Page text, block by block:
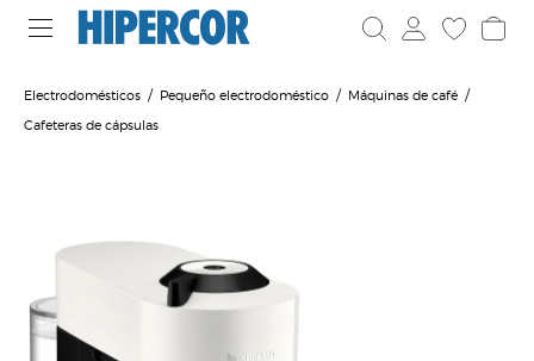
Electrodomésticos Pequeño electrodoméstico
Máquinas de café
Cafeteras de cápsulas